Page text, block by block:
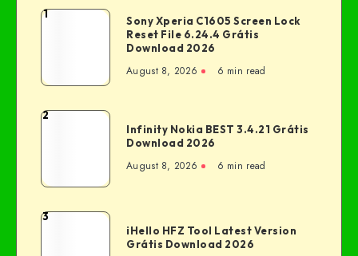
1
Sony Xperia C1605 Screen Lock
Reset File 6.24.4 Grátis
Download 2026
August 8, 2026 6 min read
2
Infinity Nokia BEST 3.4.21 Grátis
Download 2026
August 8, 2026 6 min read
3
iHello HFZ Tool Latest Version
Grátis Download 2026